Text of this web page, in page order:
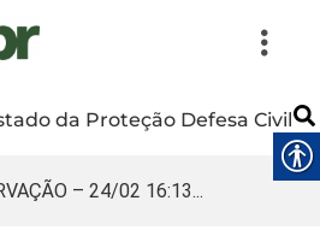
da Proteção Defesa Civil
– 24/02 16:13...